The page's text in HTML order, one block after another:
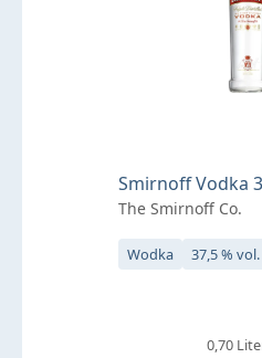
Smirnoff Vodka
The Smirnoff Co.
Wodka 37,5 % vol.
0,70